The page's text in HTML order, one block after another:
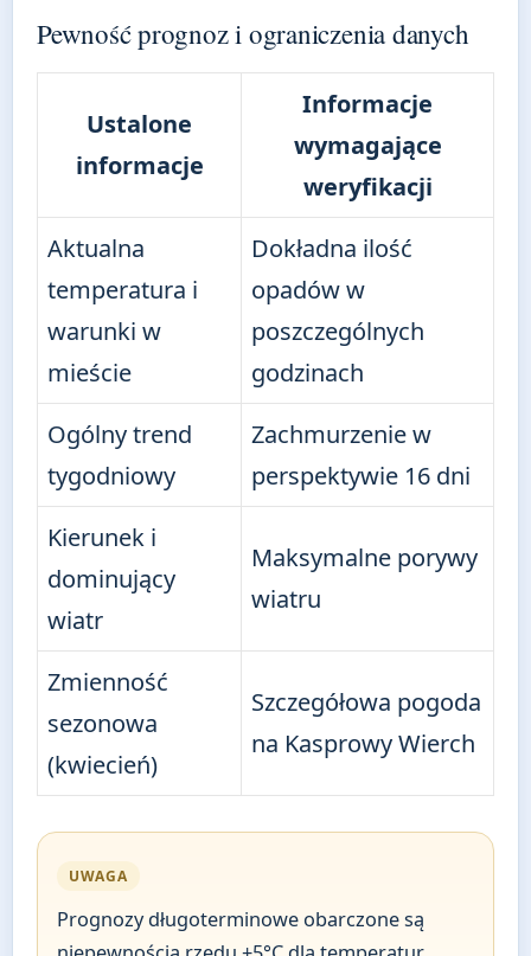
Pewność prognoz i ograniczenia danych
Ustalone
informacje
Informacje
wymagające
weryfikacji
Aktualna
temperatura i
warunki w
mieście
Dokładna ilość
opadów w
poszczególnych
godzinach
Ogólny trend
tygodniowy
Zachmurzenie w
perspektywie 16 dni
Kierunek i
dominujący
wiatr
Maksymalne porywy
wiatru
Zmienność
sezonowa
(kwiecień)
Szczegółowa pogoda
na Kasprowy Wierch
UWAGA
Prognozy długoterminowe obarczone są